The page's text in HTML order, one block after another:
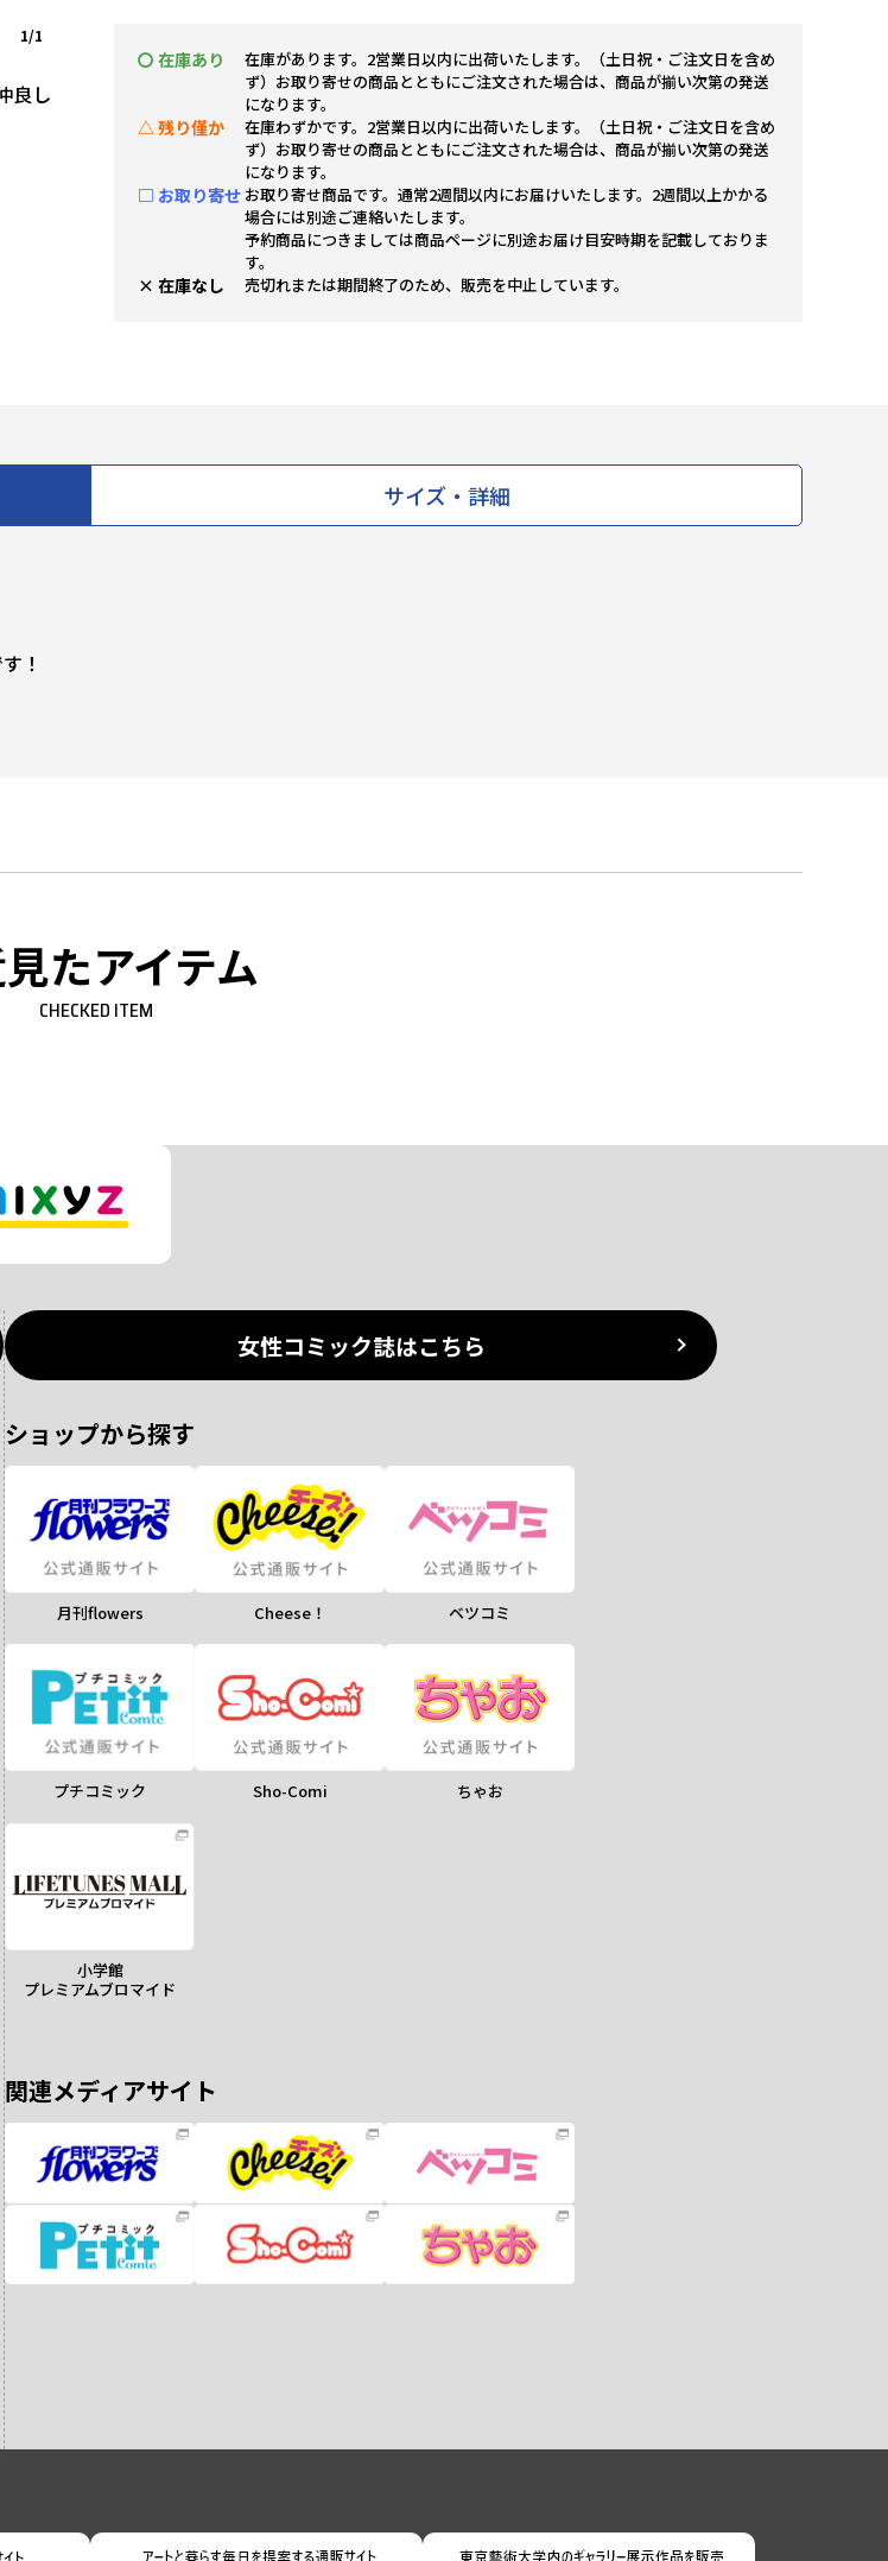
良し
1/1
〇 在庫あり
在庫があります。2営業日以内に出荷いたします。（土日祝・ご注文日を含め
ず）お取り寄せの商品とともにご注文された場合は、商品が揃い次第の発送
になります。
△ 残り僅か
在庫わずかです。2営業日以内に出荷いたします。（土日祝・ご注文日を含め
ず）お取り寄せの商品とともにご注文された場合は、商品が揃い次第の発送
になります。
□ お取り寄せ お取り寄せ商品です。通常2週間以内にお届けいたします。2週間以上かかる
場合には別途ご連絡いたします。
予約商品につきましては商品ページに別途お届け目安時期を記載しておりま
す。
× 在庫なし 売切れまたは期間終了のため、販売を中止しています。
サイズ・詳細
！
たアイテム
CHECKED ITEM
女性コミック誌はこちら
ショップから探す
月刊flowers Cheese！ ベツコミ
プチコミック Sho-Comi ちゃお
小学館
プレミアムブロマイド
関連メディアサイト